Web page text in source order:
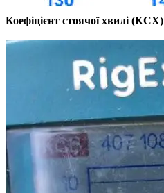
Коефіцієнт стоячої хвилі